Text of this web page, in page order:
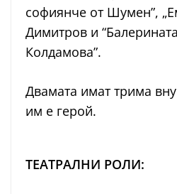
софиянче от Шумен”,
Димитров и
Колдамова”.
Двамата имат трима
им е герой.
ТЕАТРАЛНИ РОЛИ: